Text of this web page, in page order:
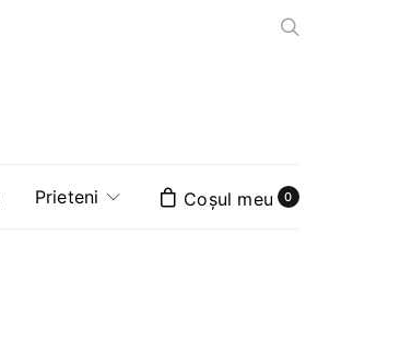
Prieteni 0